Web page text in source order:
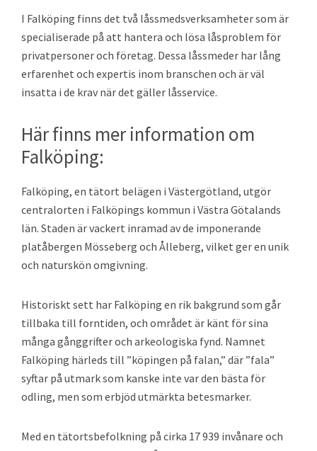
I Falköping finns det två låssmedsverksamheter som är
specialiserade på att hantera och lösa låsproblem för
privatpersoner och företag. Dessa låssmeder har lång
erfarenhet och expertis inom branschen och är väl
insatta i de krav när det gäller låsservice.
Här finns mer information om
Falköping:
Falköping, en tätort belägen i Västergötland, utgör
centralorten i Falköpings kommun i Västra Götalands
län. Staden är vackert inramad av de imponerande
platåbergen Mösseberg och Ålleberg, vilket ger en unik
och naturskön omgivning.
Historiskt sett har Falköping en rik bakgrund som går
tillbaka till forntiden, och området är känt för sina
många gånggrifter och arkeologiska fynd. Namnet
Falköping härleds till ”köpingen på falan,” där ”fala”
syftar på utmark som kanske inte var den bästa för
odling, men som erbjöd utmärkta betesmarker.
Med en tätortsbefolkning på cirka 17 939 invånare och